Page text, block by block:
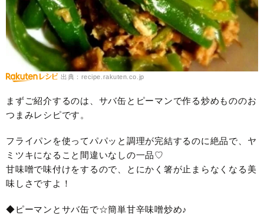
出典：recipe.rakuten.co.jp
まずご紹介するのは、サバ缶とピーマンで作る炒めもののお
つまみレシピです。
フライパンを使ってパパッと調理が完結するのに絶品で、ヤ
ミツキになること間違いなしの一品♡
甘味噌で味付けをするので、とにかく箸が止まらなくなる美
味しさですよ！
◆ピーマンとサバ缶で☆簡単甘辛味噌炒め♪